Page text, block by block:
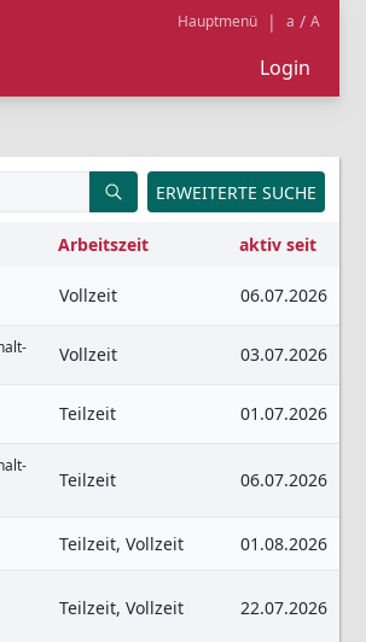
Hauptmenü | a / A
Login
ERWEITERTE SUCHE
Arbeitszeit aktiv seit
Vollzeit 06.07.2026
Vollzeit 03.07.2026
Teilzeit 01.07.2026
Teilzeit 06.07.2026
Teilzeit, Vollzeit 01.08.2026
Teilzeit, Vollzeit 22.07.2026